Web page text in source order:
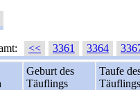
<< 3361 3364
Geburt des
Täuflings
Taufe
Täuflings